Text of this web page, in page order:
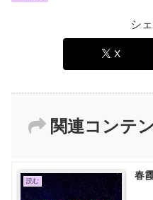
シ
X
関連コンテ
読む 春